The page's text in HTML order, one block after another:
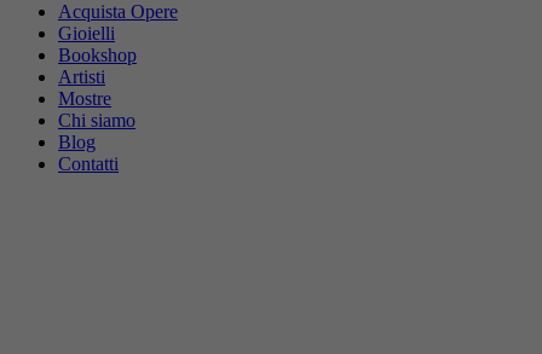
Acquista Opere
Gioielli
Bookshop
Artisti
Mostre
Chi siamo
Blog
Contatti